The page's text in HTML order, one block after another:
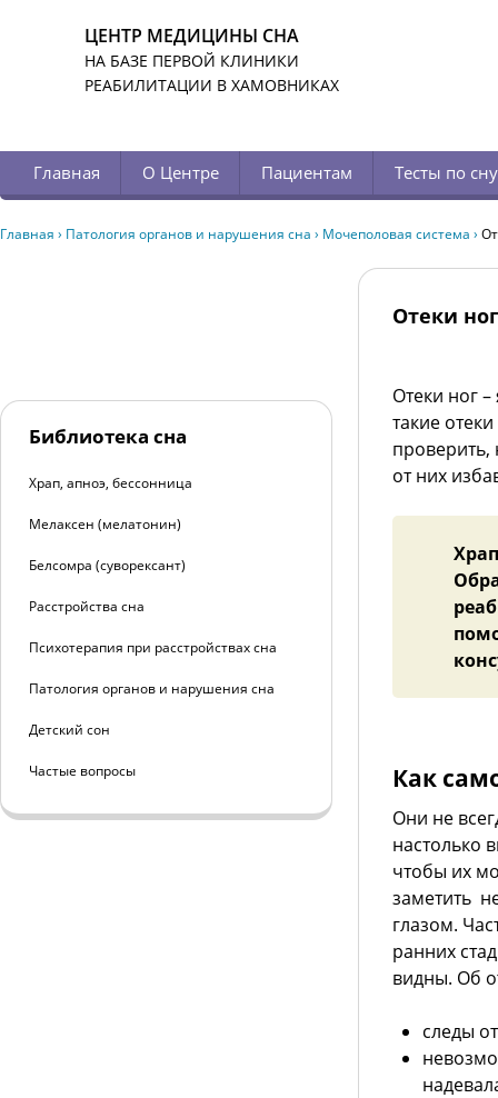
ЦЕНТР МЕДИЦИНЫ СНА
НА БАЗЕ ПЕРВОЙ КЛИНИКИ
РЕАБИЛИТАЦИИ В ХАМОВНИКАХ
Главная О Центре Пациентам Тесты по сну
Главная › Патология органов и нарушения сна › Мочеполовая система ›
Отеки ног
Отеки ног
такие
проверить,
от них
Как
Они не
настолько
чтобы их
заметить
глазом.
ранних
видны. Об
следы
Библиотека сна
Храп, апноэ, бессонница
Мелаксен (мелатонин)
Белсомра (суворексант)
Расстройства сна
Психотерапия при расстройствах сна
Патология органов и нарушения сна
Детский сон
Частые вопросы